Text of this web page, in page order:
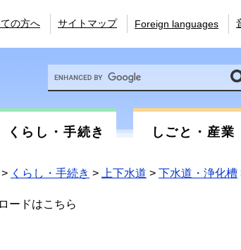
の方へ サイトマップ Foreign languages
カ
タ
ム
くらし・手続き しごと・産業
> くらし・手続き > 上下水道 > 下水道・浄化槽
ードはこちら